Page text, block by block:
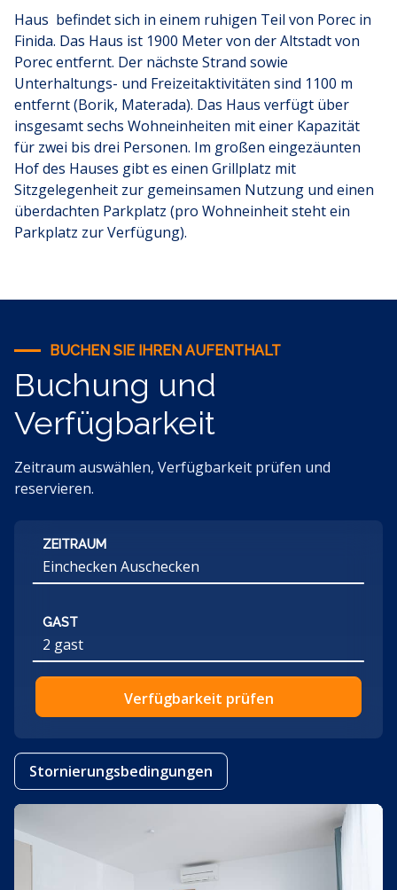
Haus befindet sich in einem ruhigen Teil von Porec in
Finida. Das Haus ist 1900 Meter von der Altstadt von
Porec entfernt. Der nächste Strand sowie
Unterhaltungs- und Freizeitaktivitäten sind 1100 m
entfernt (Borik, Materada). Das Haus verfügt über
insgesamt sechs Wohneinheiten mit einer Kapazität
für zwei bis drei Personen. Im großen eingezäunten
Hof des Hauses gibt es einen Grillplatz mit
Sitzgelegenheit zur gemeinsamen Nutzung und einen
überdachten Parkplatz (pro Wohneinheit steht ein
Parkplatz zur Verfügung).
BUCHEN SIE IHREN AUFENTHALT
Buchung und
Verfügbarkeit
Zeitraum auswählen, Verfügbarkeit prüfen und
reservieren.
ZEITRAUM
GAST
2 gast
Verfügbarkeit prüfen
Stornierungsbedingungen